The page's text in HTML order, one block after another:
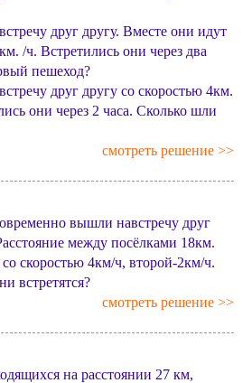
друг другу. Вместе они идут
/ч. Встретились они через два
пешеход?
друг другу со скоростью 4км.
они через 2 часа. Сколько шли
смотреть решение >>
вышли навстречу друг
между посёлками 18км.
скоростью 4км/ч, второй-2км/ч.
встретятся?
смотреть решение >>
на расстоянии 27 км,